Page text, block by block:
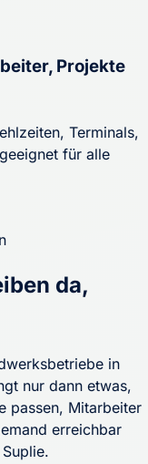
Projekte
Terminals,
für alle
da,
in
nur dann etwas,
passen, Mitarbeiter
erreichbar